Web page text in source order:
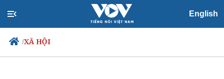
English
/XÃ HỘI